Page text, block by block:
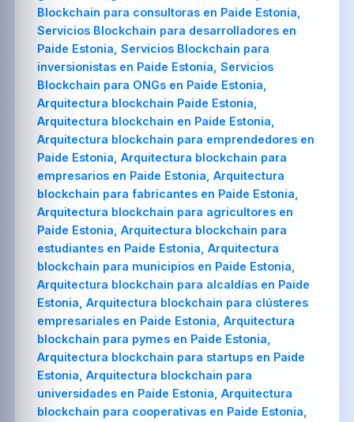
Blockchain para consultoras en Paide Estonia,
Servicios Blockchain para desarrolladores en
Paide Estonia, Servicios Blockchain para
inversionistas en Paide Estonia, Servicios
Blockchain para ONGs en Paide Estonia,
Arquitectura blockchain Paide Estonia,
Arquitectura blockchain en Paide Estonia,
Arquitectura blockchain para emprendedores en
Paide Estonia, Arquitectura blockchain para
empresarios en Paide Estonia, Arquitectura
blockchain para fabricantes en Paide Estonia,
Arquitectura blockchain para agricultores en
Paide Estonia, Arquitectura blockchain para
estudiantes en Paide Estonia, Arquitectura
blockchain para municipios en Paide Estonia,
Arquitectura blockchain para alcaldías en Paide
Estonia, Arquitectura blockchain para clústeres
empresariales en Paide Estonia, Arquitectura
blockchain para pymes en Paide Estonia,
Arquitectura blockchain para startups en Paide
Estonia, Arquitectura blockchain para
universidades en Paide Estonia, Arquitectura
blockchain para cooperativas en Paide Estonia,